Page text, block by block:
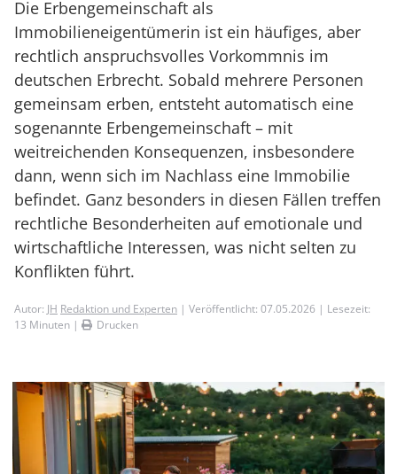
Die Erbengemeinschaft als
Immobilieneigentümerin ist ein häufiges, aber
rechtlich anspruchsvolles Vorkommnis im
deutschen Erbrecht. Sobald mehrere Personen
gemeinsam erben, entsteht automatisch eine
sogenannte Erbengemeinschaft – mit
weitreichenden Konsequenzen, insbesondere
dann, wenn sich im Nachlass eine Immobilie
befindet. Ganz besonders in diesen Fällen treffen
rechtliche Besonderheiten auf emotionale und
wirtschaftliche Interessen, was nicht selten zu
Konflikten führt.
Autor: JH Redaktion und Experten | Veröffentlicht: 07.05.2026 | Lesezeit:
13 Minuten | Drucken